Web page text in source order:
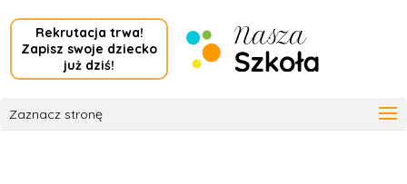
Rekrutacja trwa!
Zapisz swoje dziecko
już dziś!
Zaznacz stronę